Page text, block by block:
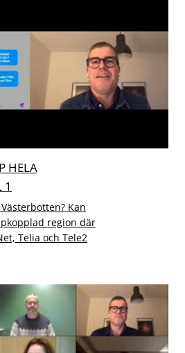
HELA
1
Kan
region där
Telia och Tele2